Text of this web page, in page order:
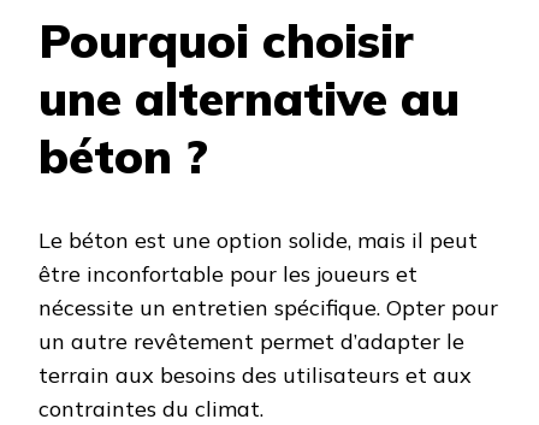
Pourquoi choisir
une alternative au
béton ?
Le béton est une option solide, mais il peut
être inconfortable pour les joueurs et
nécessite un entretien spécifique. Opter pour
un autre revêtement permet d’adapter le
terrain aux besoins des utilisateurs et aux
contraintes du climat.